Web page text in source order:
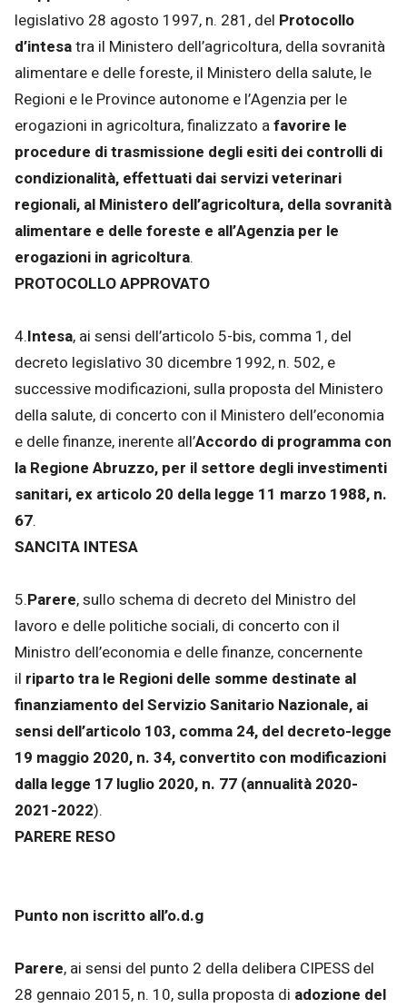
legislativo 28 agosto 1997, n. 281, del Protocollo
d’intesatra il Ministero dell’agricoltura, della sovranità
alimentare e delle foreste, il Ministero della salute, le
Regioni e le Province autonome e l’Agenzia per le
erogazioni in agricoltura, finalizzato afavorire le
procedure di trasmissione degli esiti dei controlli di
condizionalità, effettuati dai servizi veterinari
regionali, al Ministero dell’agricoltura, della sovranità
alimentare e delle foreste e all’Agenzia per le
erogazioni in agricoltura.
PROTOCOLLO APPROVATO
4.Intesa, ai sensi dell’articolo 5-bis, comma 1, del
decreto legislativo 30 dicembre 1992, n. 502, e
successive modificazioni, sulla proposta del Ministero
della salute, di concerto con il Ministero dell’economia
e delle finanze, inerente all’Accordo di programma con
la Regione Abruzzo, per il settore degli investimenti
sanitari, ex articolo 20 della legge 11 marzo 1988, n.
67.
SANCITA INTESA
5.Parere, sullo schema di decreto del Ministro del
lavoro e delle politiche sociali, di concerto con il
Ministro dell’economia e delle finanze, concernente
il riparto tra le Regioni delle somme destinate al
finanziamento del Servizio Sanitario Nazionale, ai
sensi dell’articolo 103, comma 24, del decreto-legge
19 maggio 2020, n. 34, convertito con modificazioni
dalla legge 17 luglio 2020, n. 77 (annualità 2020-
2021-2022).
PARERE RESO
Punto non iscritto all’o.d.g
Parere, ai sensi del punto 2 della delibera CIPESS del
28 gennaio 2015, n. 10, sulla proposta di adozione del